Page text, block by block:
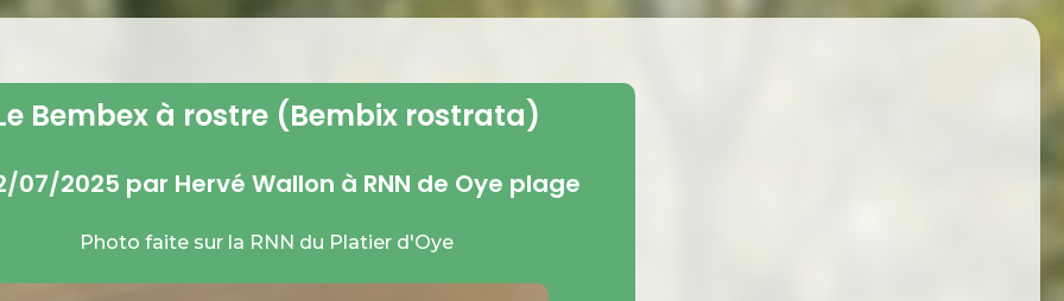
Bembex à rostre (Bembix rostrata)
07/2025 par Hervé Wallon à RNN de Oye plage
Photo faite sur la RNN du Platier d'Oye